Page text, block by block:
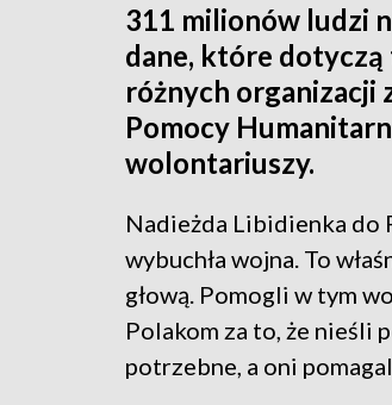
311 milionów ludzi
dane, które dotyczą
różnych organizacji
Pomocy
wolontariuszy.
Nadieżda Libidienka do
wybuchła wojna. To
głową. Pomogli w tym
Polakom za to, że nieśli
potrzebne, a oni